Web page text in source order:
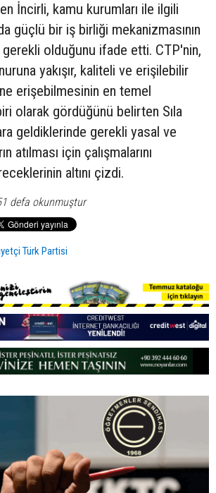
İncirli, kamu kurumları ile ilgili
güçlü bir iş birliği mekanizmasının
gerekli olduğunu ifade etti. CTP'nin,
yakışır, kaliteli ve erişilebilir
erişebilmesinin en temel
olarak gördüğünü belirten Sıla
geldiklerinde gerekli yasal ve
atılması için çalışmalarını
altını çizdi.
defa okunmuştur
Türk Partisi